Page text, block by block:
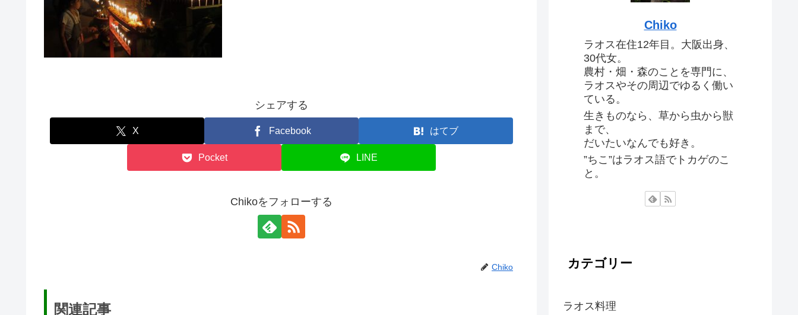
シェアする
X Facebook はてブ
Pocket LINE
Chikoをフォローする
Chiko
関連記事
Chiko
ラオス在住12年目。大阪出身、
30代女。
農村・畑・森のことを専門に、
ラオスやその周辺でゆるく働い
ている。
生きものなら、草から虫から獣
まで、
だいたいなんでも好き。
”ちこ”はラオス語でトカゲのこ
と。
カテゴリー
ラオス料理